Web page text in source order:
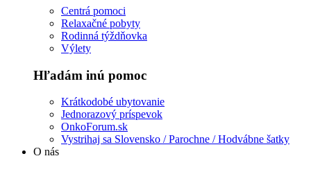
Centrá pomoci
Relaxačné pobyty
Rodinná týždňovka
Výlety
Hľadám inú pomoc
Krátkodobé ubytovanie
Jednorazový príspevok
OnkoForum.sk
Vystrihaj sa Slovensko / Parochne / Hodvábne šatky
O nás